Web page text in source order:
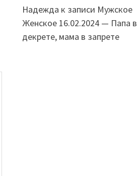
Надежда к записи Мужское
Женское 16.02.2024 — Папа в
декрете, мама в запрете